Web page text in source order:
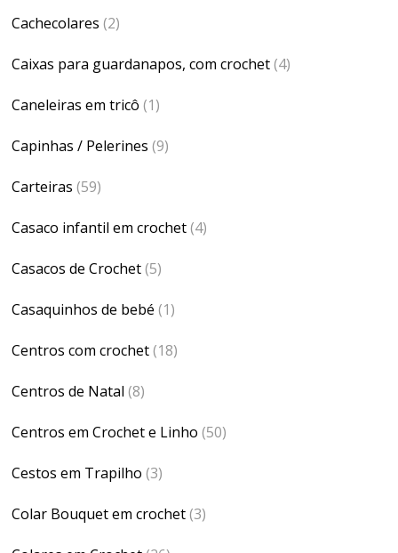
Cachecolares (2)
Caixas para guardanapos, com crochet(4)
Caneleiras em tricô (1)
Capinhas / Pelerines (9)
Carteiras (59)
Casaco infantil em crochet(4)
Casacos de Crochet(5)
Casaquinhos de bebé (1)
Centros com crochet(18)
Centros de Natal (8)
Centros em Crochet e Linho (50)
Cestos em Trapilho (3)
Colar Bouquet em crochet(3)